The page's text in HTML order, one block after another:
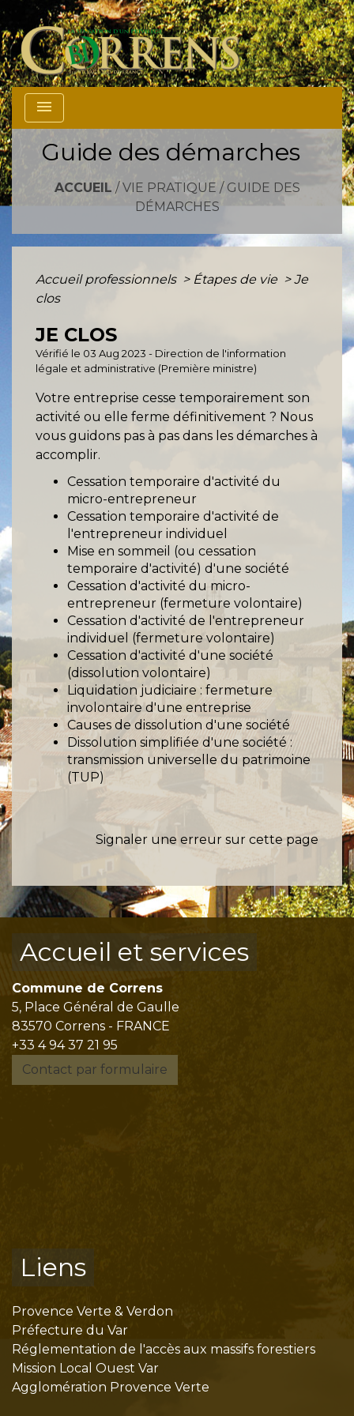
menu
Guide des démarches
ACCUEIL / VIE PRATIQUE / GUIDE DES
DÉMARCHES
Accueil professionnels > Étapes de vie > Je
clos
JE CLOS
Vérifié le 03 Aug 2023 - Direction de l'information
légale et administrative (Première ministre)
Votre entreprise cesse temporairement son
activité ou elle ferme définitivement ? Nous
vous guidons pas à pas dans les démarches à
accomplir.
Cessation temporaire d'activité du
micro-entrepreneur
Cessation temporaire d'activité de
l'entrepreneur individuel
Mise en sommeil (ou cessation
temporaire d'activité) d'une société
Cessation d'activité du micro-
entrepreneur (fermeture volontaire)
Cessation d'activité de l'entrepreneur
individuel (fermeture volontaire)
Cessation d'activité d'une société
(dissolution volontaire)
Liquidation judiciaire : fermeture
involontaire d'une entreprise
Causes de dissolution d'une société
Dissolution simplifiée d'une société :
transmission universelle du patrimoine
(TUP)
Signaler une erreur sur cette page
Accueil et services
Commune de Correns
5, Place Général de Gaulle
83570 Correns - FRANCE
+33 4 94 37 21 95
Contact par formulaire
Liens
Provence Verte & Verdon
Préfecture du Var
Réglementation de l'accès aux massifs forestiers
Mission Local Ouest Var
Agglomération Provence Verte